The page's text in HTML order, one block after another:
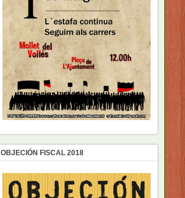
OBJECIÓN FISCAL 2018